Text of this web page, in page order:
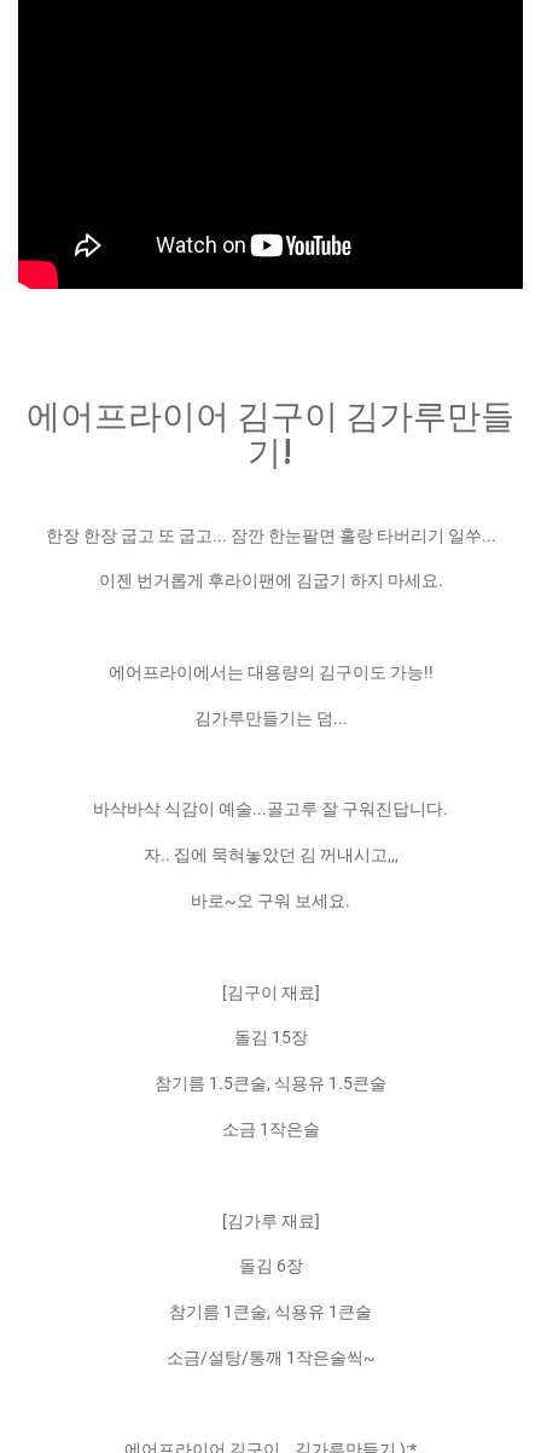
에어프라이어 김구이 김가루만들
기!
한장 한장 굽고 또 굽고... 잠깐 한눈팔면 홀랑 타버리기 일쑤...
이젠 번거롭게 후라이팬에 김굽기 하지 마세요.
에어프라이에서는 대용량의 김구이도 가능!!
김가루만들기는 덤...
바삭바삭 식감이 예술...골고루 잘 구워진답니다.
자.. 집에 묵혀놓았던 김 꺼내시고,,,
바로~오 구워 보세요.
[김구이 재료]
돌김 15장
참기름 1.5큰술, 식용유 1.5큰술
소금 1작은술
[김가루 재료]
돌김 6장
참기름 1큰술, 식용유 1큰술
소금/설탕/통깨 1작은술씩~
에어프라이어 김구이 _ 김가루만들기 ):*